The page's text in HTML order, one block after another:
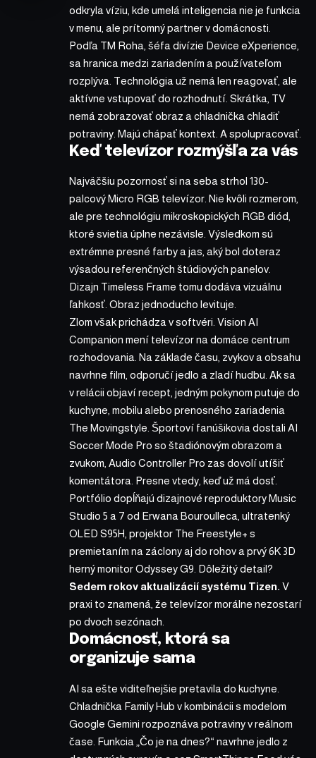
odkryla víziu, kde umelá inteligencia nie je funkcia
v menu, ale prítomný partner v domácnosti.
Podľa TM Roha, šéfa divízie Device eXperience,
sa hranica medzi zariadením a používateľom
rozplýva. Technológia už nemá len reagovať, ale
aktívne vstupovať do rozhodnutí. Skrátka, TV
nemá zobrazovať obraz a chladnička chladiť
potraviny. Majú chápať kontext. A spolupracovať.
Keď televízor rozmýšľa za vás
Najväčšiu pozornosť si na seba strhol 130-
palcový Micro RGB televízor. Nie kvôli rozmerom,
ale pre technológiu mikroskopických RGB diód,
ktoré svietia úplne nezávisle. Výsledkom sú
extrémne presné farby a jas, aký bol doteraz
výsadou referenčných štúdiových panelov.
Dizajn Timeless Frame tomu dodáva vizuálnu
ľahkosť. Obraz jednoducho levituje.
Zlom však prichádza v softvéri. Vision AI
Companion mení televízor na domáce centrum
rozhodovania. Na základe času, zvykov a obsahu
navrhne film, odporučí jedlo a zladí hudbu. Ak sa
v relácii objaví recept, jedným pokynom putuje do
kuchyne, mobilu alebo prenosného zariadenia
The Movingstyle. Športoví fanúšikovia dostali AI
Soccer Mode Pro so štadiónovým obrazom a
zvukom, Audio Controller Pro zas dovolí utíšiť
komentátora. Presne vtedy, keď už má dosť.
Portfólio dopĺňajú dizajnové reproduktory Music
Studio 5 a 7 od Erwana Bouroulleca, ultratenký
OLED S95H, projektor The Freestyle+ s
premietaním na záclony aj do rohov a prvý 6K 3D
herný monitor Odyssey G9. Dôležitý detail?
Sedem rokov aktualizácií systému Tizen. V
praxi to znamená, že televízor morálne nezostarí
po dvoch sezónach.
Domácnosť, ktorá sa
organizuje sama
AI sa ešte viditeľnejšie pretavila do kuchyne.
Chladnička Family Hub v kombinácii s modelom
Google Gemini rozpoznáva potraviny v reálnom
čase. Funkcia „Čo je na dnes?“ navrhne jedlo z